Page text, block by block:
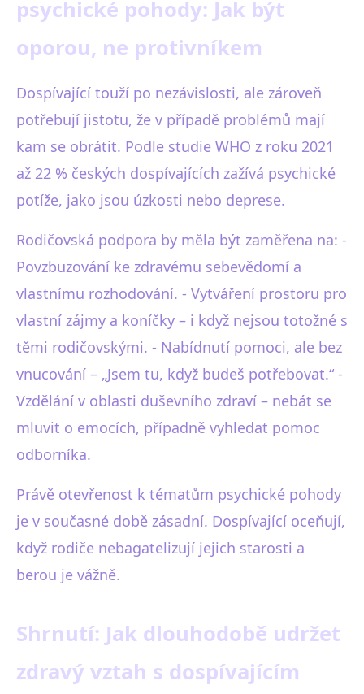
psychické pohody: Jak být
oporou, ne protivníkem
Dospívající touží po nezávislosti, ale zároveň
potřebují jistotu, že v případě problémů mají
kam se obrátit. Podle studie WHO z roku 2021
až 22 % českých dospívajících zažívá psychické
potíže, jako jsou úzkosti nebo deprese.
Rodičovská podpora by měla být zaměřena na: -
Povzbuzování ke zdravému sebevědomí a
vlastnímu rozhodování. - Vytváření prostoru pro
vlastní zájmy a koníčky – i když nejsou totožné s
těmi rodičovskými. - Nabídnutí pomoci, ale bez
vnucování – „Jsem tu, když budeš potřebovat.“ -
Vzdělání v oblasti duševního zdraví – nebát se
mluvit o emocích, případně vyhledat pomoc
odborníka.
Právě otevřenost k tématům psychické pohody
je v současné době zásadní. Dospívající oceňují,
když rodiče nebagatelizují jejich starosti a
berou je vážně.
Shrnutí: Jak dlouhodobě udržet
zdravý vztah s dospívajícím